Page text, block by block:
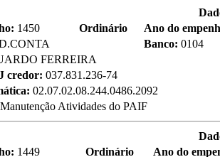
1450 Ordinário
Ano do
Banco: 0104
FERREIRA
credor: 037.831.236-74
02.07.02.08.244.0486.2092
Manutenção Atividades do PAIF
1449 Ordinário
Ano do